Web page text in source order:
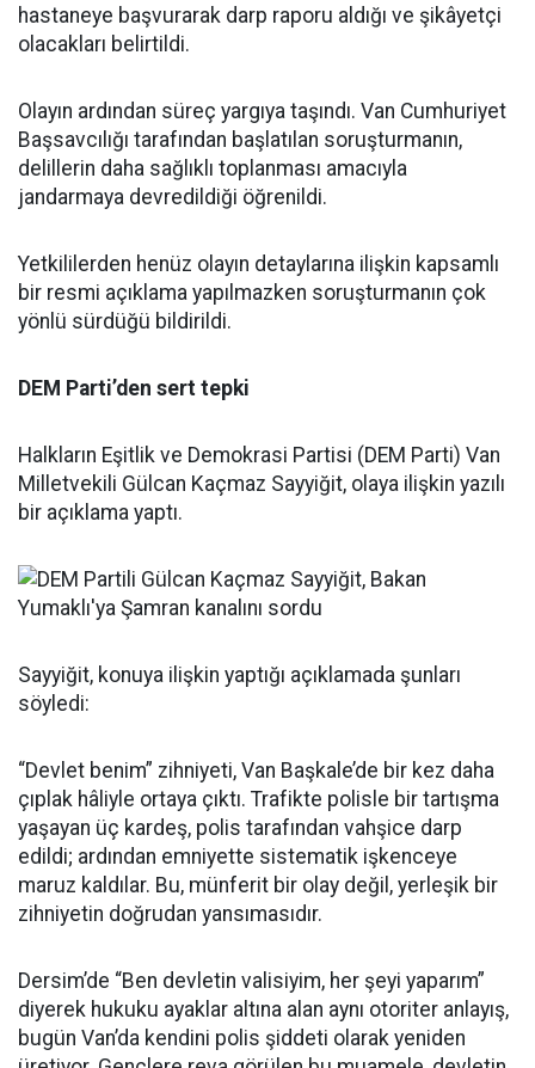
hastaneye başvurarak darp raporu aldığı ve şikâyetçi
olacakları belirtildi.
Olayın ardından süreç yargıya taşındı. Van Cumhuriyet
Başsavcılığı tarafından başlatılan soruşturmanın,
delillerin daha sağlıklı toplanması amacıyla
jandarmaya devredildiği öğrenildi.
Yetkililerden henüz olayın detaylarına ilişkin kapsamlı
bir resmi açıklama yapılmazken soruşturmanın çok
yönlü sürdüğü bildirildi.
DEM Parti’den sert tepki
Halkların Eşitlik ve Demokrasi Partisi (DEM Parti) Van
Milletvekili Gülcan Kaçmaz Sayyiğit, olaya ilişkin yazılı
bir açıklama yaptı.
Sayyiğit, konuya ilişkin yaptığı açıklamada şunları
söyledi:
“Devlet benim” zihniyeti, Van Başkale’de bir kez daha
çıplak hâliyle ortaya çıktı. Trafikte polisle bir tartışma
yaşayan üç kardeş, polis tarafından vahşice darp
edildi; ardından emniyette sistematik işkenceye
maruz kaldılar. Bu, münferit bir olay değil, yerleşik bir
zihniyetin doğrudan yansımasıdır.
Dersim’de “Ben devletin valisiyim, her şeyi yaparım”
diyerek hukuku ayaklar altına alan aynı otoriter anlayış,
bugün Van’da kendini polis şiddeti olarak yeniden